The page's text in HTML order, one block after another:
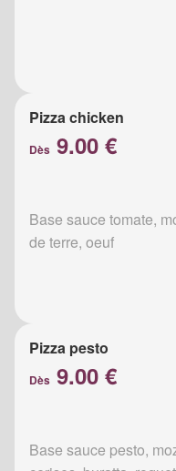
Pizza chicken
Dès 9.00 €
Base sauce tomate,
de terre, oeuf
Pizza pesto
Dès 9.00 €
Base sauce pesto,